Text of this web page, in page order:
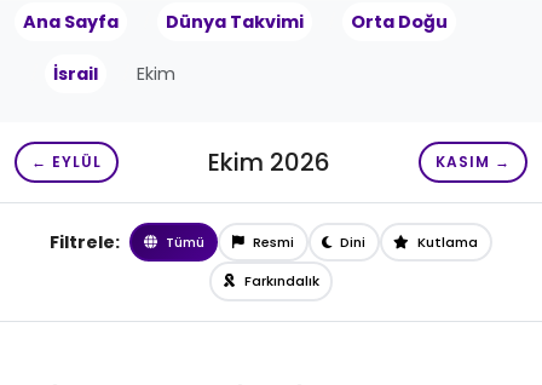
Ana Sayfa Dünya Takvimi Orta Doğu
İsrail Ekim
← EYLÜL Ekim 2026 KASIM →
Filtrele: Tümü Resmi Dini Kutlama
Farkındalık